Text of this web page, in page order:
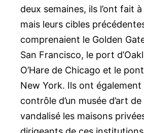
deux semaines, ils l’ont fait
mais leurs cibles
comprenaient le Golden
San Francisco, le port
O’Hare de Chicago et le
New York. Ils ont également
contrôle d’un musée d’art
vandalisé les maisons